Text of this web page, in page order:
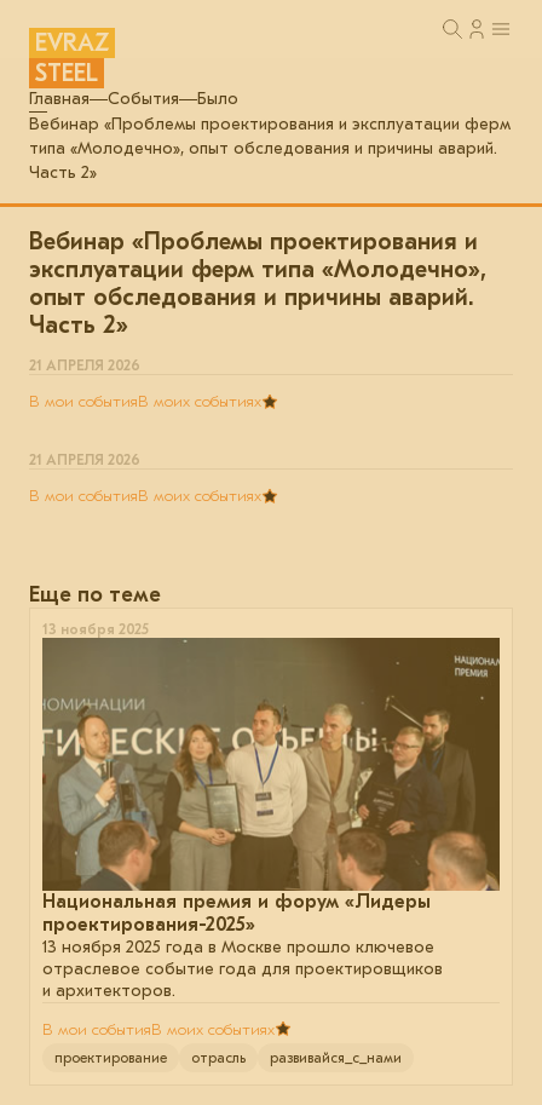
EVRAZ
STEEL
Главная События
Было
Вебинар «Проблемы проектирования и эксплуатации ферм
типа «Молодечно», опыт обследования и причины аварий.
Часть 2»
Вебинар «Проблемы проектирования и
эксплуатации ферм типа «Молодечно»,
опыт обследования и причины аварий.
Часть 2»
21 АПРЕЛЯ 2026
В мои событияВ моих событиях
21 АПРЕЛЯ 2026
В мои событияВ моих событиях
Еще по теме
13 ноября 2025
Национальная премия и форум «Лидеры
проектирования-2025»
13 ноября 2025 года в Москве прошло ключевое
отраслевое событие года для проектировщиков
и архитекторов.
В мои событияВ моих событиях
проектирование отрасль развивайся_с_нами